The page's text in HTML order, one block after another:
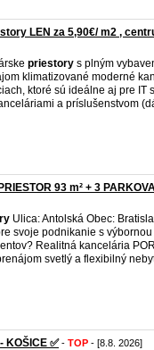
LEN za 5,90€/ m2 ,
priestory s plným
klimatizované moderné
ktoré sú ideálne aj pre IT
a príslušenstvom
93 m² + 3
Ulica: Antolská Obec:
svoje podnikanie s
Realitná kancelária
svetlý a flexibilný
KOŠICE ✅- TOP - [8.8. 2026]